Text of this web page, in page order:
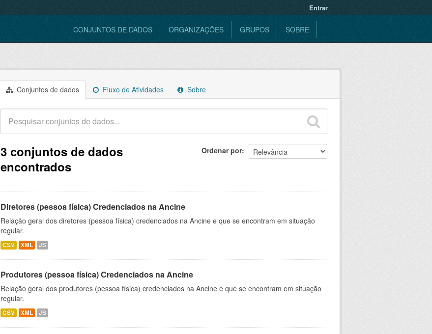
Entrar
CONJUNTOS DE DADOS ORGANIZAÇÕES GRUPOS SOBRE
Conjuntos de dados Fluxo de Atividades Sobre
Ordenar por
3 conjuntos de dados
encontrados
Diretores (pessoa física) Credenciados na Ancine
Relação geral dos diretores (pessoa física) credenciados na Ancine e que se encontram em situação
regular.
CSV XML JS
Produtores (pessoa física) Credenciados na Ancine
Relação geral dos produtores (pessoa física) credenciados na Ancine e que se encontram em situação
regular.
CSV XML JS